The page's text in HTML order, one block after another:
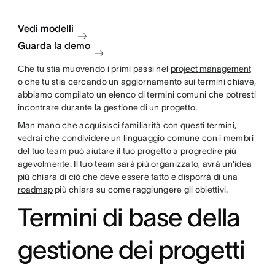
Vedi modelli
Guarda la demo
Che tu stia muovendo i primi passi nel project management
o che tu stia cercando un aggiornamento sui termini chiave,
abbiamo compilato un elenco di termini comuni che potresti
incontrare durante la gestione di un progetto.
Man mano che acquisisci familiarità con questi termini,
vedrai che condividere un linguaggio comune con i membri
del tuo team può aiutare il tuo progetto a progredire più
agevolmente. Il tuo team sarà più organizzato, avrà un'idea
più chiara di ciò che deve essere fatto e disporrà di una
roadmappiù chiara su come raggiungere gli obiettivi.
Termini di base della
gestione dei progetti